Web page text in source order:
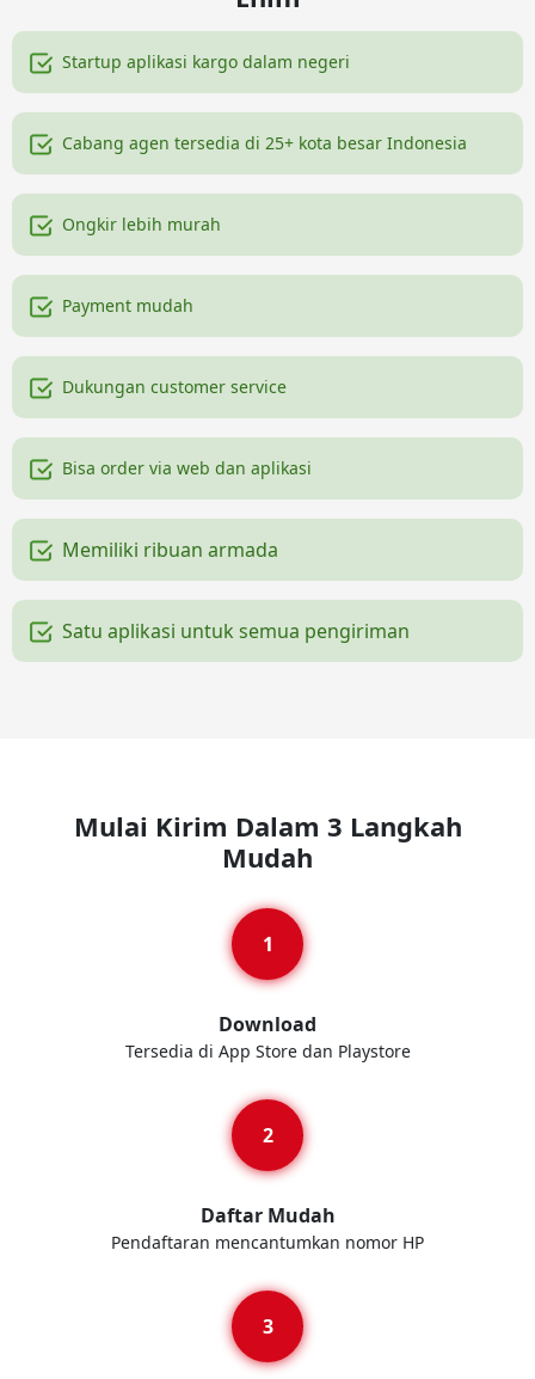
Startup aplikasi kargo dalam negeri
Cabang agen tersedia di 25+ kota besar Indonesia
Ongkir lebih murah
Payment mudah
Dukungan customer service
Bisa order via web dan aplikasi
Memiliki ribuan armada
Satu aplikasi untuk semua pengiriman
Mulai Kirim Dalam 3 Langkah
Mudah
Download
Tersedia di App Store dan Playstore
Daftar Mudah
Pendaftaran mencantumkan nomor HP